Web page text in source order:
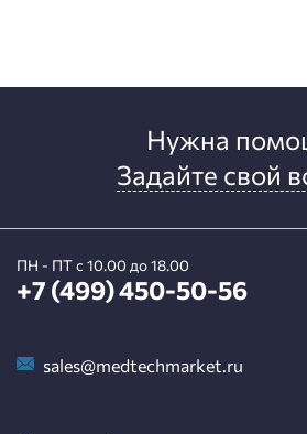
Нужна
Задайте свой
ПН - ПТ с 10.00 до 18.00
+7 (499) 450-50-56
sales@medtechmarket.ru